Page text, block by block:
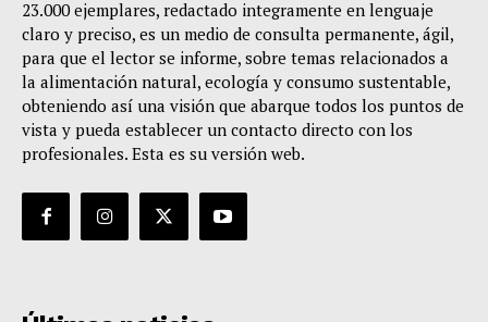
23.000 ejemplares, redactado integramente en lenguaje
claro y preciso, es un medio de consulta permanente, ágil,
para que el lector se informe, sobre temas relacionados a
la alimentación natural, ecología y consumo sustentable,
obteniendo así una visión que abarque todos los puntos de
vista y pueda establecer un contacto directo con los
profesionales. Esta es su versión web.